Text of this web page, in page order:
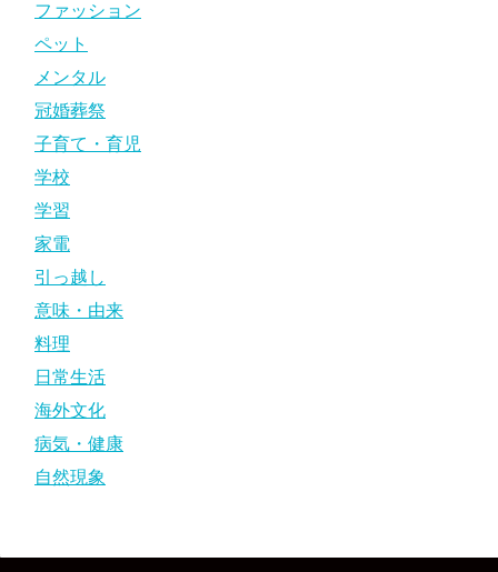
ファッション
ペット
メンタル
冠婚葬祭
子育て・育児
学校
学習
家電
引っ越し
意味・由来
料理
日常生活
海外文化
病気・健康
自然現象